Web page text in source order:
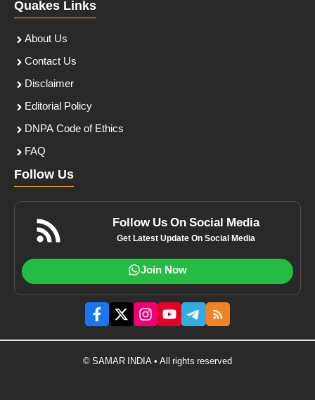
Quakes Links
About Us
Contact Us
Disclaimer
Editorial Policy
DNPA Code of Ethics
FAQ
Follow Us
Follow Us On Social Media
Get Latest Update On Social Media
Join Now
© SAMAR INDIA • All rights reserved